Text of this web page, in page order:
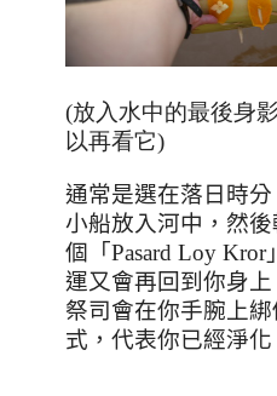
(放入水中的最後身
以再看它)
通常是選在落日時
小船放入河中，然
個「 Pasard Loy Kror
運又會再回到你身上
祭司會在你手腕上
式，代表你已經淨